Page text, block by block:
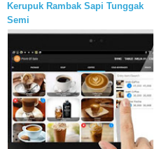
Kerupuk Rambak Sapi Tunggak
Semi